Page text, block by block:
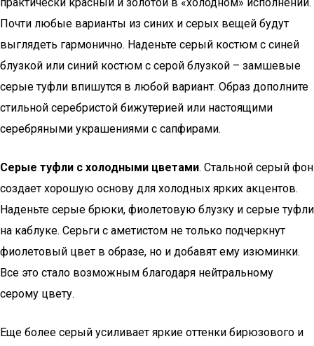
Почти любые варианты из синих и серых вещей будут
выглядеть гармонично. Наденьте серый костюм с синей
блузкой или синий костюм с серой блузкой – замшевые
серые туфли впишутся в любой вариант. Образ дополните
стильной серебристой бижутерией или настоящими
серебряными украшениями с сапфирами.
Серые туфли с холодными цветами. Стальной серый фон
создает хорошую основу для холодных ярких акцентов.
Наденьте серые брюки, фиолетовую блузку и серые туфли
на каблуке. Серьги с аметистом не только подчеркнут
фиолетовый цвет в образе, но и добавят ему изюминки.
Все это стало возможным благодаря нейтральному
серому цвету.
Еще более серый усиливает яркие оттенки бирюзового и